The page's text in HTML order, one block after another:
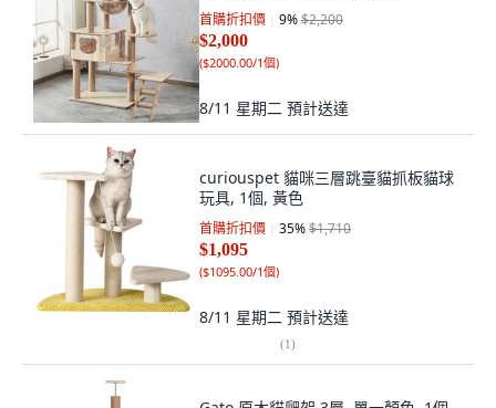
首購折扣價 9%$2,200
$2,000
($2000.00/1個)
8/11 星期二 預計送達
curiouspet 貓咪三層跳臺貓抓板貓球
玩具, 1個, 黃色
首購折扣價 35%$1,710
$1,095
($1095.00/1個)
8/11 星期二 預計送達
(1)